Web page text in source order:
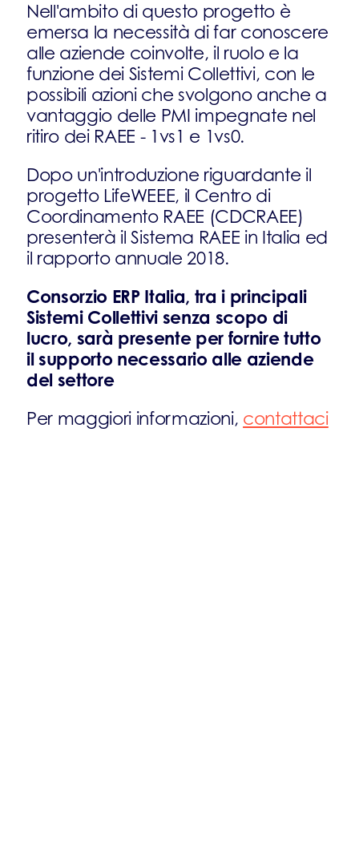
Nell'ambito di questo progetto è
emersa la necessità di far conoscere
alle aziende coinvolte, il ruolo e la
funzione dei Sistemi Collettivi, con le
possibili azioni che svolgono anche a
vantaggio delle PMI impegnate nel
ritiro dei RAEE - 1vs1 e 1vs0.
Dopo un'introduzione riguardante il
progetto LifeWEEE, il Centro di
Coordinamento RAEE (CDCRAEE)
presenterà il Sistema RAEE in Italia ed
il rapporto annuale 2018.
Consorzio ERP Italia, tra i principali
Sistemi Collettivi senza scopo di
lucro, sarà presente per fornire tutto
il supporto necessario alle aziende
del settore
Per maggiori informazioni, contattaci